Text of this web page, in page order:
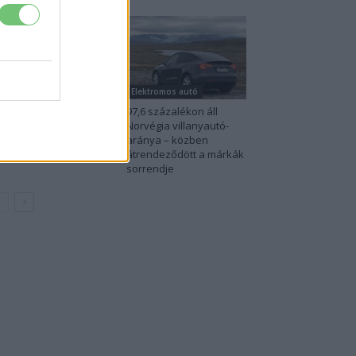
Elektromos autó
97,6 százalékon áll
Norvégia villanyautó-
aránya – közben
átrendeződött a márkák
sorrendje